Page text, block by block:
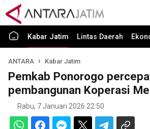
Kabar Jatim Lintas Daerah
ANTARA Kabar Jatim
Pemkab Ponorogo
pembangunan Koperasi
Rabu, 7 Januari 2026 22:50